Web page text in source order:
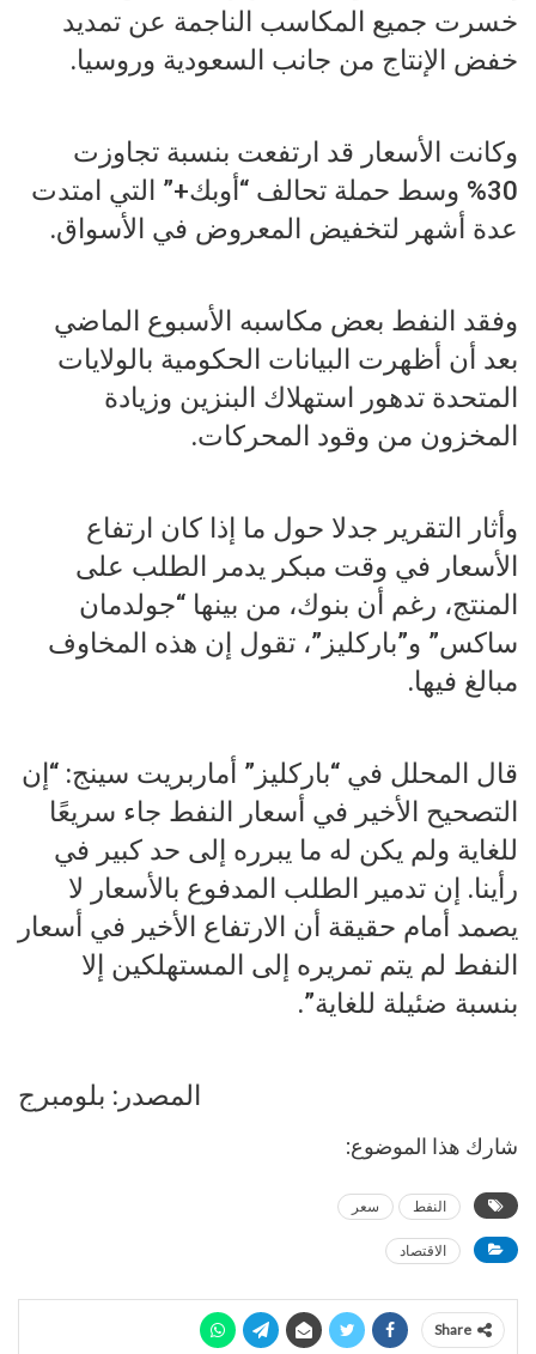
خسرت جميع المكاسب الناجمة عن تمديد
خفض الإنتاج من جانب السعودية وروسيا.
وكانت الأسعار قد ارتفعت بنسبة تجاوزت
30% وسط حملة تحالف “أوبك+” التي امتدت
عدة أشهر لتخفيض المعروض في الأسواق.
وفقد النفط بعض مكاسبه الأسبوع الماضي
بعد أن أظهرت البيانات الحكومية بالولايات
المتحدة تدهور استهلاك البنزين وزيادة
المخزون من وقود المحركات.
وأثار التقرير جدلا حول ما إذا كان ارتفاع
الأسعار في وقت مبكر يدمر الطلب على
المنتج، رغم أن بنوك، من بينها “جولدمان
ساكس” و”باركليز”، تقول إن هذه المخاوف
مبالغ فيها.
قال المحلل في “باركليز” أماربريت سينج: “إن
التصحيح الأخير في أسعار النفط جاء سريعًا
للغاية ولم يكن له ما يبرره إلى حد كبير في
رأينا. إن تدمير الطلب المدفوع بالأسعار لا
يصمد أمام حقيقة أن الارتفاع الأخير في أسعار
النفط لم يتم تمريره إلى المستهلكين إلا
بنسبة ضئيلة للغاية”.
المصدر: بلومبرج
شارك هذا الموضوع:
النفط سعر
الاقتصاد
Share